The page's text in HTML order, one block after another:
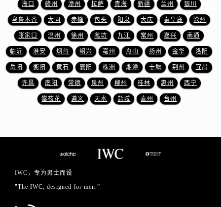
江西省上饶市信州区滨江西路万国售后服务中心（需提前预约）
江西省新余市渝水区北湖西路万国售后服务中心（需提前预约）
江西省宜春市袁州区中山中路万国售后服务中心（需提前预约）
江西省鹰潭市月湖区胜利东路万国售后服务中心（需提前预约）
山东省德州市德城区东风中路万国售后服务中心（需提前预约）
山东省东营市东营区济南路万国售后服务中心（需提前预约）
海口 赣州 漳州 拉萨 青海 新疆 兰州 银川
乌鲁木齐 大同 赤峰 包头 阳泉 大庆 秦皇岛 沧州
张家口 温州 徐州 潍坊 九江 常州 嘉兴 南通
临沂 淮安 烟台 绍兴 亳州 舟山 扬州 金华 洛阳
岳阳 衡阳 黄石 襄阳 株洲 湘潭 十堰 荆州 宜昌
许昌 南阳 常德 泉州 柳州 桂林 惠州 西宁
攀枝花 遵义 天水 盐城 泰州 台州
IWC，专为男士而设
"The IWC, designed for men.”